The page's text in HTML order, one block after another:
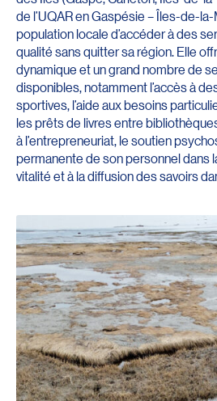
de l’UQAR en Gaspésie – Îles-de-
population locale d’accéder à des
qualité sans quitter sa région. Elle
dynamique et un grand nombre de
disponibles, notamment l’accès à
sportives, l’aide aux besoins
les prêts de livres entre
à l’entrepreneuriat, le soutien
permanente de son personnel dans
vitalité et à la diffusion des savoirs